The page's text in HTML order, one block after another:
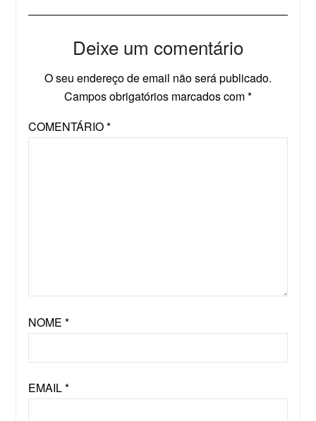
Deixe um comentário
O seu endereço de email não será publicado.
Campos obrigatórios marcados com*
COMENTÁRIO*
NOME *
EMAIL*